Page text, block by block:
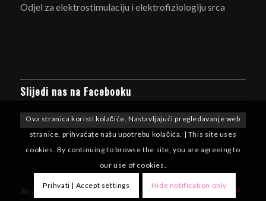
Odjel za elektrostimulaciju i elektrofiziologiju srca
Slijedi nas na Facebooku
© Copyright - Aritmije KBCSM
Ova stranica koristi kolačiće. Nastavljajući pregledavanje web
stranice, prihvaćate našu upotrebu kolačića. | This site uses
cookies. By continuing to browse the site, you are agreeing to
our use of cookies.
Prihvati | Accept settings Hide notification only